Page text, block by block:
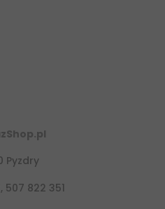
Pyzdry
822 351